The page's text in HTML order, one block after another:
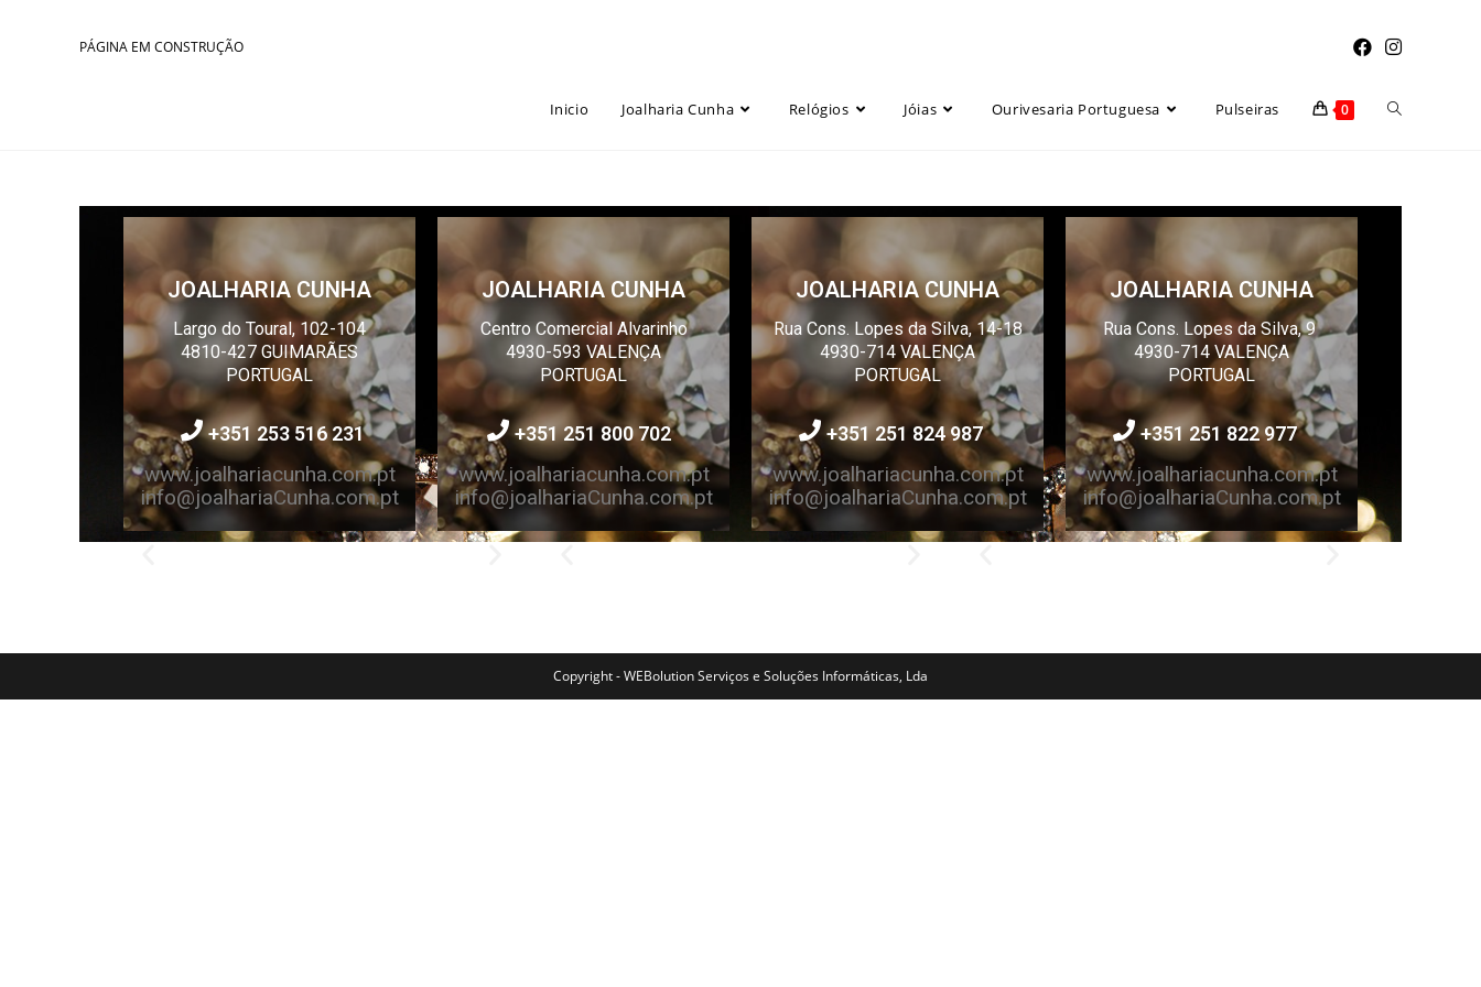
PÁGINA EM CONSTRUÇÃO
Inicio Joalharia Cunha Relógios Jóias Ourivesaria Portuguesa Pulseiras 0
JOALHARIA CUNHA
Largo do Toural, 102-104
4810-427 GUIMARÃES
PORTUGAL
+351 253 516 231
www.joalhariacunha.com.pt
info@joalhariaCunha.com.pt
JOALHARIA CUNHA
Centro Comercial Alvarinho
4930-593 VALENÇA
PORTUGAL
+351 251 800 702
www.joalhariacunha.com.pt
info@joalhariaCunha.com.pt
JOALHARIA CUNHA
Rua Cons. Lopes da Silva, 14-18
4930-714 VALENÇA
PORTUGAL
+351 251 824 987
www.joalhariacunha.com.pt
info@joalhariaCunha.com.pt
JOALHARIA CUNHA
Rua Cons. Lopes da Silva, 9
4930-714 VALENÇA
PORTUGAL
+351 251 822 977
www.joalhariacunha.com.pt
info@joalhariaCunha.com.pt
Copyright - WEBolution Serviços e Soluções Informáticas, Lda